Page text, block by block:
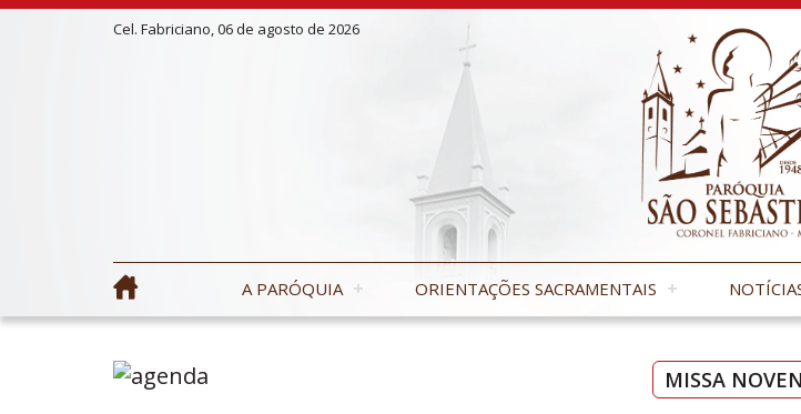
Cel. Fabriciano, 06 de agosto de 2026
A PARÓQUIA ORIENTAÇÕES SACRAMENTAIS
MISSA